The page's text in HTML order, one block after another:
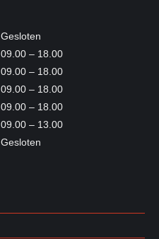
Gesloten
09.00 – 18.00
09.00 – 18.00
09.00 – 18.00
09.00 – 18.00
09.00 – 13.00
Gesloten